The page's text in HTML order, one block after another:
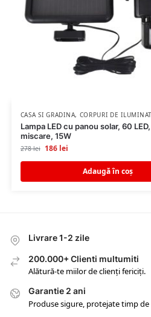
CASA SI GRADINA, CORPURI DE ILUMINAT
Lampa LED cu panou solar, 60
miscare, 15W
278lei 186 lei
Adaugă în coș
Livrare 1-2 zile
200.000+ Clienti multumiti
Alătură-te miilor de clienți fericiți.
Garantie 2 ani
Produse sigure, protejate timp de